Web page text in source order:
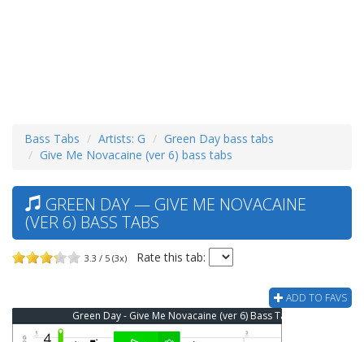
Bass Tabs Artists: G
Green Day bass tabs
Give Me Novacaine (ver 6) bass tabs
GREEN DAY — GIVE ME NOVACAINE
(VER 6) BASS TABS
3.3 / 5 (3x) Rate this tab:
ADD TO FAVS
Green Day - Give Me Novacaine (ver 6) Bass Tab